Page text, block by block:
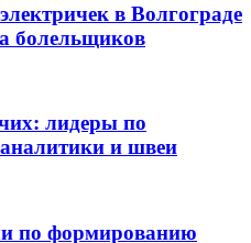
в Волгограде
болельщиков
лидеры по
и швеи
по формированию